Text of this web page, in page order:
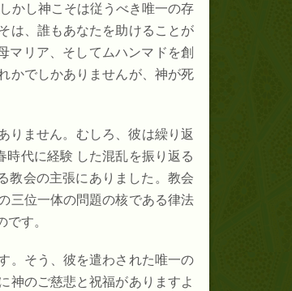
かし神こそは従うべき唯一の存
は、誰もあなたを助けることが
マリア、そしてムハンマドを創
かでしかありませんが、神が死
りません。むしろ、彼は繰り返
時代に経験 した混乱を振り返る
教会の主張にありました。教会
三位一体の問題の核である律法
す。
。そう、彼を遣わされた唯一の
神のご慈悲と祝福がありますよ